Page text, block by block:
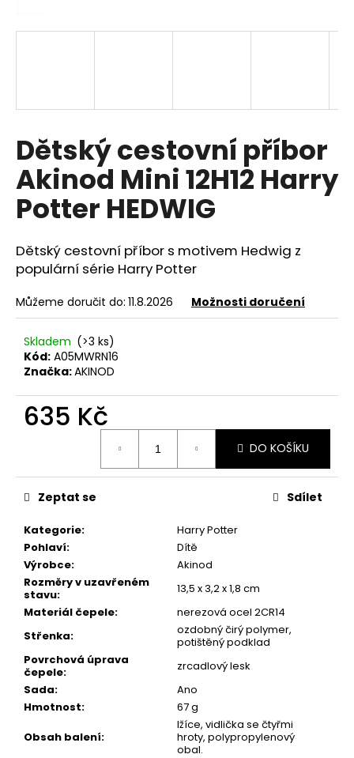
Dětský cestovní příbor
Akinod Mini 12H12 Harry
Potter HEDWIG
Dětský cestovní příbor s motivem Hedwig z
populární série Harry Potter
Můžeme doručit do: 11.8.2026 Možnosti doručení
Skladem (>3 ks)
Kód: A05MWRN16
Značka:AKINOD
635 Kč
DO KOŠÍKU
Kategorie:
Harry Potter
Pohlaví:
Dítě
Výrobce:
Akinod
Rozměry v uzavřeném
stavu:
13,5 x 3,2 x 1,8 cm
Materiál čepele:
nerezová ocel 2CR14
Střenka:
ozdobný čirý polymer,
potištěný podklad
Povrchová úprava
čepele:
zrcadlový lesk
Sada:
Ano
Hmotnost:
67 g
Obsah balení:
lžíce, vidlička se čtyřmi
hroty, polypropylenový
obal.
Zeptat se Sdílet
j
?
HLEDAT
D
o
o
r
u
č
u
j
m
KAPESNÍ
NŮŽ
BLACK
27G
CORALWOOD
295
Kč